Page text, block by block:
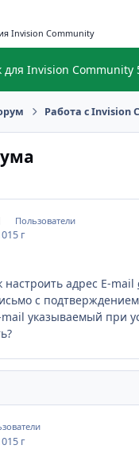
Invision Community
для Invision Community
Работа с Invision
Пользователи
15 г
настроить адрес E-mail
с
указываемый при
15 г